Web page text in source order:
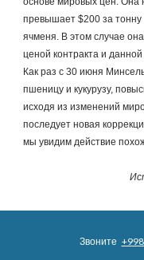
превышает $200 за
ячменя. В этом случае
ценой контракта и
Как раз с 30 июня
пшеницу и кукурузу,
исходя из изменений
последует новая
мы увидим действие
Звоните